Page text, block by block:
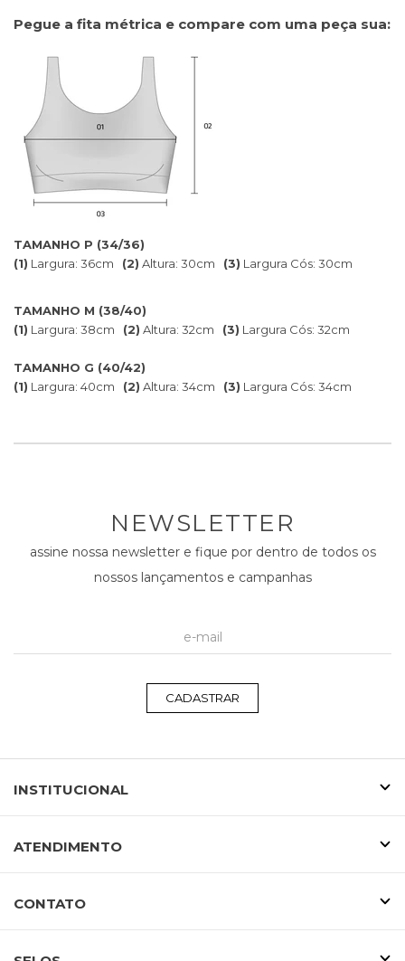
Pegue a fita métrica e compare com uma peça sua:
TAMANHO P (34/36)
(1) Largura: 36cm (2) Altura: 30cm (3) Largura Cós: 30cm
TAMANHO M (38/40)
(1) Largura: 38cm (2) Altura: 32cm (3) Largura Cós: 32cm
TAMANHO G (40/42)
(1) Largura: 40cm (2) Altura: 34cm (3) Largura Cós: 34cm
NEWSLETTER
assine nossa newsletter e fique por dentro de todos os
nossos lançamentos e campanhas
CADASTRAR
INSTITUCIONAL
ATENDIMENTO
CONTATO